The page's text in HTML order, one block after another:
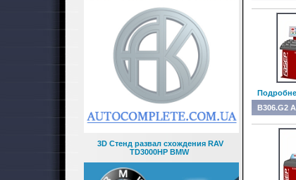
3D Стенд развал схождения RAV
TD3000HP BMW
B306.G2